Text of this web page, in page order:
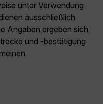
unter Verwendung
ausschließlich
Angaben ergeben sich
und -bestätigung